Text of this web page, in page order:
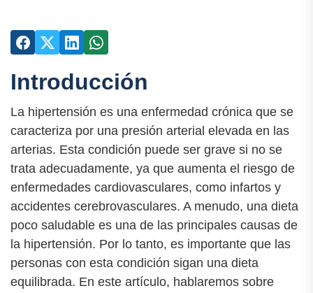
Introducción
La hipertensión es una enfermedad crónica que se
caracteriza por una presión arterial elevada en las
arterias. Esta condición puede ser grave si no se
trata adecuadamente, ya que aumenta el riesgo de
enfermedades cardiovasculares, como infartos y
accidentes cerebrovasculares. A menudo, una dieta
poco saludable es una de las principales causas de
la hipertensión. Por lo tanto, es importante que las
personas con esta condición sigan una dieta
equilibrada. En este artículo, hablaremos sobre